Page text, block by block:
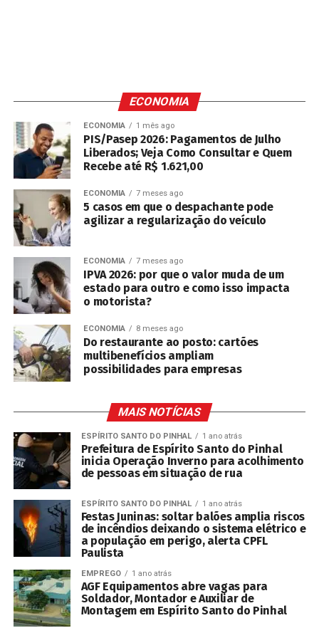
ECONOMIA
ECONOMIA 1 mês ago
PIS/Pasep 2026: Pagamentos de Julho
Liberados; Veja Como Consultar e Quem
Recebe até R$ 1.621,00
ECONOMIA 7 meses ago
5 casos em que o despachante pode
agilizar a regularização do veículo
ECONOMIA 7 meses ago
IPVA 2026: por que o valor muda de um
estado para outro e como isso impacta
o motorista?
ECONOMIA 8 meses ago
Do restaurante ao posto: cartões
multibenefícios ampliam
possibilidades para empresas
MAIS NOTÍCIAS
ESPÍRITO SANTO DO PINHAL 1 ano atrás
Prefeitura de Espírito Santo do Pinhal
inicia Operação Inverno para acolhimento
de pessoas em situação de rua
ESPÍRITO SANTO DO PINHAL 1 ano atrás
Festas Juninas: soltar balões amplia riscos
de incêndios deixando o sistema elétrico e
a população em perigo, alerta CPFL
Paulista
EMPREGO 1 ano atrás
AGF Equipamentos abre vagas para
Soldador, Montador e Auxiliar de
Montagem em Espírito Santo do Pinhal